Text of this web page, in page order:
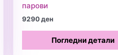
парови
9290ден
Погледни детали